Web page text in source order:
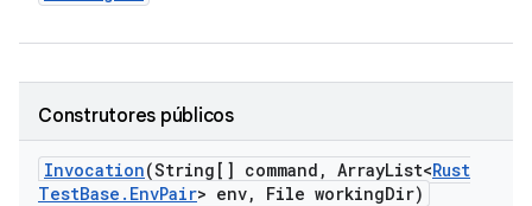
Construtores públicos
Invocation(String[] command , ArrayList<Rust
TestBase . EnvPair> env, File workingDir)